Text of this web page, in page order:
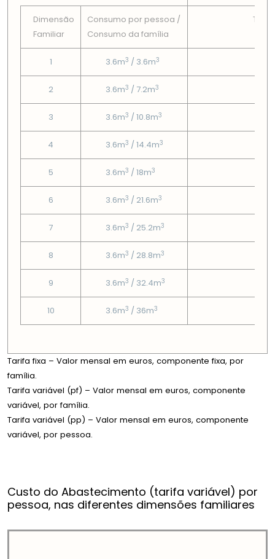
Dimensão
Familiar
Consumo por pessoa /
Consumo da famí­lia
Tarifa
1 3.6m3 / 3.6m3
2 3.6m3 / 7.2m3
3 3.6m3 / 10.8m3
4 3.6m3 / 14.4m3
5 3.6m3 / 18m3
6 3.6m3 / 21.6m3
7 3.6m3 / 25.2m3
8 3.6m3 / 28.8m3
9 3.6m3 / 32.4m3
10 3.6m3 / 36m3
Tarifa fixa – Valor mensal em euros, componente fixa, por
família.
Tarifa variável (pf) – Valor mensal em euros, componente
variável, por família.
Tarifa variável (pp) – Valor mensal em euros, componente
variável, por pessoa.
Custo do Abastecimento (tarifa variável) por
pessoa, nas diferentes dimensões familiares